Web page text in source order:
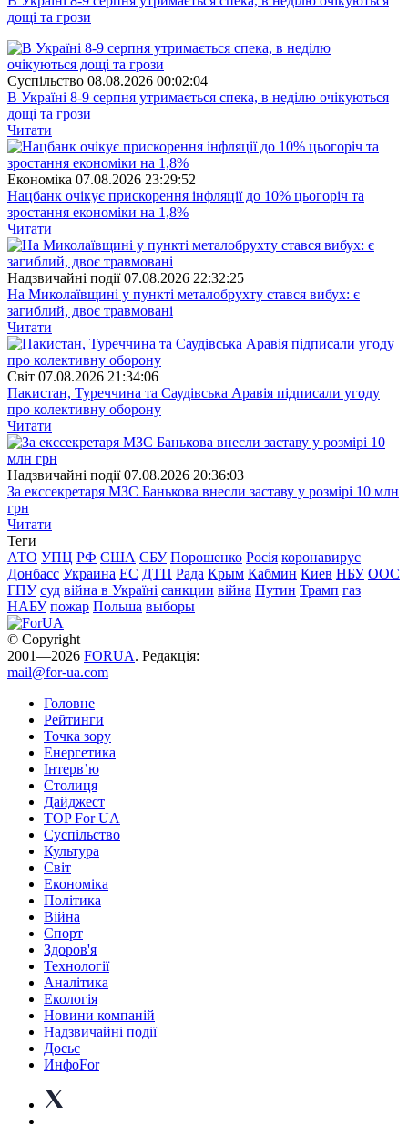
дощі та грози
Суспiльство 08.08.2026 00:02:04
В Україні 8-9 серпня утримається спека, в неділю очікуються
дощі та грози
Читати
Економіка 07.08.2026 23:29:52
Нацбанк очікує прискорення інфляції до 10% цьогоріч та
зростання економіки на 1,8%
Читати
Надзвичайні події 07.08.2026 22:32:25
На Миколаївщині у пункті металобрухту стався вибух: є
загиблий, двоє травмовані
Читати
Свiт 07.08.2026 21:34:06
Пакистан, Туреччина та Саудівська Аравія підписали угоду
про колективну оборону
Читати
Надзвичайні події 07.08.2026 20:36:03
За екссекретаря МЗС Банькова внесли заставу у розмірі 10 млн
грн
Читати
Теги
АТО УПЦ РФ США СБУ Порошенко Росія коронавирус
Донбасс Украина ЕС ДТП Рада Крым Кабмин Киев НБУ ООС
ГПУ суд війна в Україні санкции війна Путин Трамп газ
НАБУ пожар Польша выборы
© Copyright
2001—2026 FORUA. Редакція:
mail@for-ua.com
Головне
Рейтинги
Точка зору
Енергетика
Інтерв’ю
Столиця
Дайджест
TOP For UA
Суспiльство
Культура
Світ
Економіка
Політика
Війна
Спорт
Здоров'я
Технології
Аналітика
Екологія
Новини компаній
Надзвичайні події
Досьє
ИнфоFor